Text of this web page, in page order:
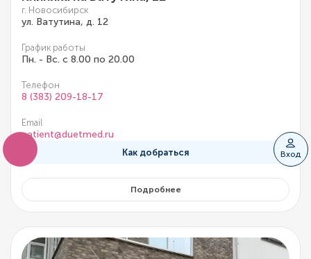
Вход
г. Новосибирск
ул. Ватутина, д. 12
График работы
Пн. - Вс. с 8.00 по 20.00
Телефон
8 (383) 209-18-17
Email
patient@duetmed.ru
Как добраться
Подробнее